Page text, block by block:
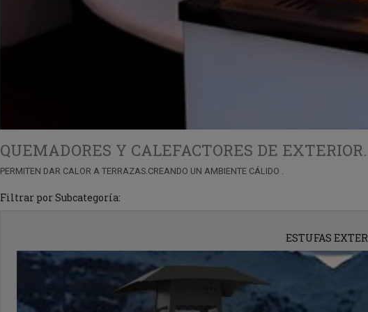
QUEMADORES Y CALEFACTORES DE EXTERIOR.
PERMITEN DAR CALOR A TERRAZAS.CREANDO UN AMBIENTE CÁLIDO .
Filtrar por Subcategoría:
ESTUFAS